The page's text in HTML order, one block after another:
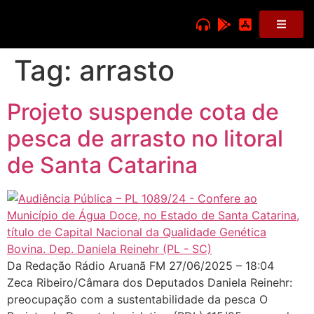
Tag: arrasto
Projeto suspende cota de
pesca de arrasto no litoral
de Santa Catarina
Da Redação Rádio Aruanã FM 27/06/2025 – 18:04
Zeca Ribeiro/Câmara dos Deputados Daniela Reinehr:
preocupação com a sustentabilidade da pesca O